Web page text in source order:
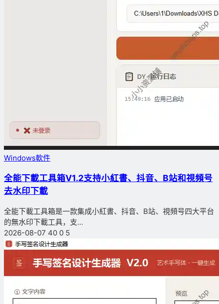
Windows軟件
全能下載工具箱V1.2支持小紅書、抖音、B站和視頻号
去水印下載
全能下載工具箱是一款集成小紅書、抖音、B站、視頻号四大平台
的無水印下載工具，支...
2026-08-07 40 0 5